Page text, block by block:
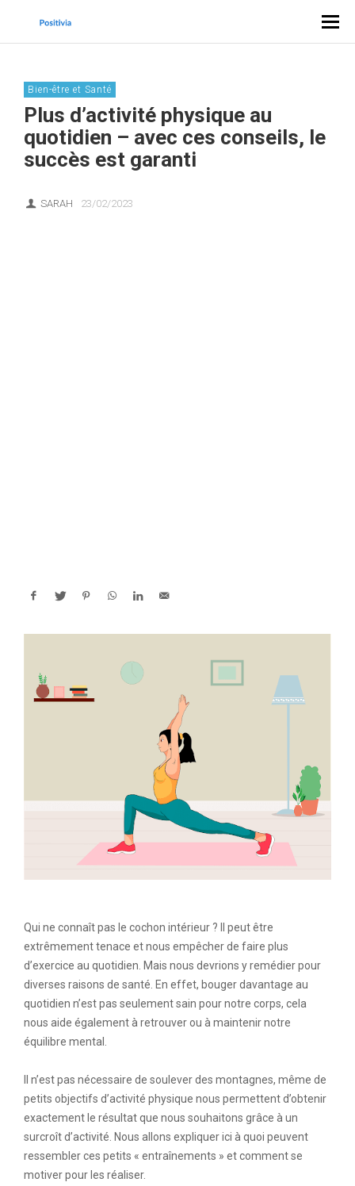
Bien-être et Santé
Plus d’activité physique au
quotidien – avec ces conseils, le
succès est garanti
SARAH 23/02/2023
Qui ne connaît pas le cochon intérieur ? Il peut être
extrêmement tenace et nous empêcher de faire plus
d’exercice au quotidien. Mais nous devrions y remédier pour
diverses raisons de santé. En effet, bouger davantage au
quotidien n’est pas seulement sain pour notre corps, cela
nous aide également à retrouver ou à maintenir notre
équilibre mental.
Il n’est pas nécessaire de soulever des montagnes, même de
petits objectifs d’activité physique nous permettent d’obtenir
exactement le résultat que nous souhaitons grâce à un
surcroît d’activité. Nous allons expliquer ici à quoi peuvent
ressembler ces petits « entraînements » et comment se
motiver pour les réaliser.